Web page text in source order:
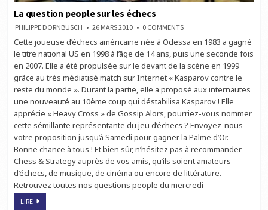
La question people sur les échecs
PHILIPPE DORNBUSCH 26 MARS 2010 0 COMMENTSON
QUESTION
SUR
LES
ÉCHECS
Cette joueuse d’échecs américaine née à Odessa en 1983 a gagné
le titre national US en 1998 à l’âge de 14 ans, puis une seconde fois
en 2007. Elle a été propulsée sur le devant de la scène en 1999
grâce au très médiatisé match sur Internet « Kasparov contre le
reste du monde ». Durant la partie, elle a proposé aux internautes
une nouveauté au 10ème coup qui déstabilisa Kasparov ! Elle
apprécie « Heavy Cross » de Gossip Alors, pourriez-vous nommer
cette sémillante représentante du jeu d’échecs ? Envoyez-nous
votre proposition jusqu’à Samedi pour gagner la Palme d’Or.
Bonne chance à tous ! Et bien sûr, n’hésitez pas à recommander
Chess & Strategy auprès de vos amis, qu’ils soient amateurs
d’échecs, de musique, de cinéma ou encore de littérature.
Retrouvez toutes nos questions people du mercredi
LIRELA